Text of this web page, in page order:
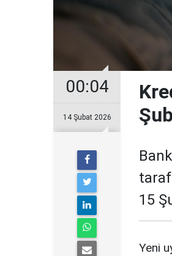
00:04
14 Şubat 2026
15
Yeni